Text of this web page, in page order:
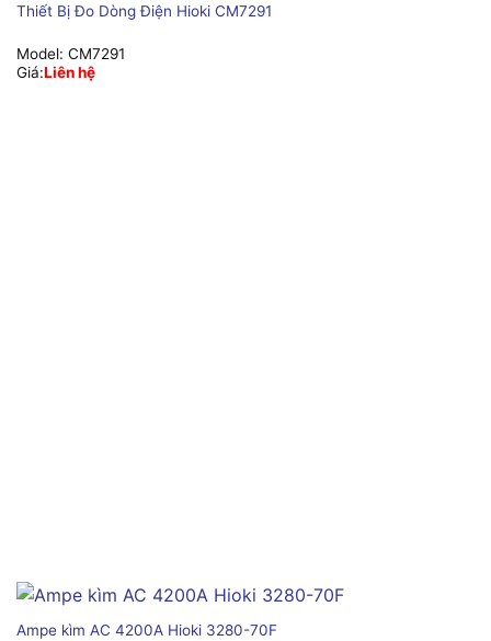
Thiết Bị Đo Dòng Điện Hioki CM7291
Model: CM7291
Giá:Liên hệ
Ampe kìm AC 4200A Hioki 3280-70F